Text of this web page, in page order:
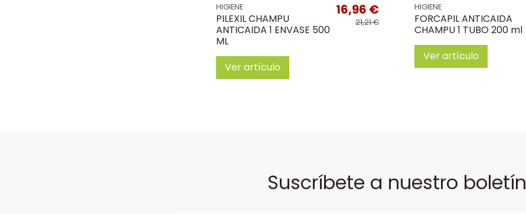
HIGIENE
PILEXIL CHAMPU
ANTICAIDA 1 ENVASE 500
ML
16,96 €
21,21 €
Ver artículo
HIGIENE
FORCAPIL ANTICAIDA
CHAMPU 1 TUBO 200 ml
Ver artículo
Suscríbete a nuestro boletín